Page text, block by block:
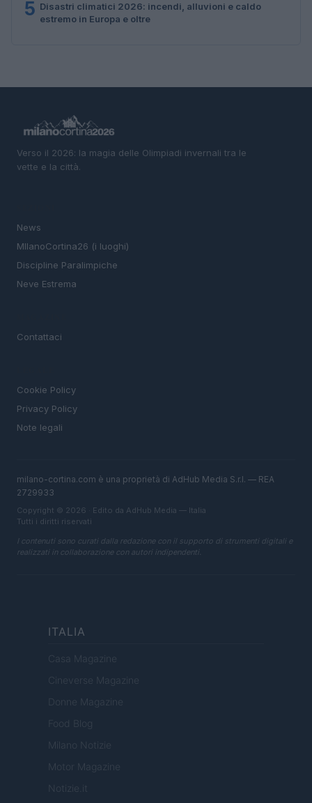
5 Disastri climatici 2026: incendi, alluvioni e caldo
estremo in Europa e oltre
Verso il 2026: la magia delle Olimpiadi invernali tra le
vette e la città.
News
MIlanoCortina26 (i luoghi)
Discipline Paralimpiche
Neve Estrema
Contattaci
Cookie Policy
Privacy Policy
Note legali
milano-cortina.com è una proprietà di AdHub Media S.r.l. — REA
2729933
Copyright © 2026 · Edito da AdHub Media — Italia
Tutti i diritti riservati
I contenuti sono curati dalla redazione con il supporto di strumenti digitali e
realizzati in collaborazione con autori indipendenti.
ITALIA
Casa Magazine
Cineverse Magazine
Donne Magazine
Food Blog
Milano Notizie
Motor Magazine
Notizie.it